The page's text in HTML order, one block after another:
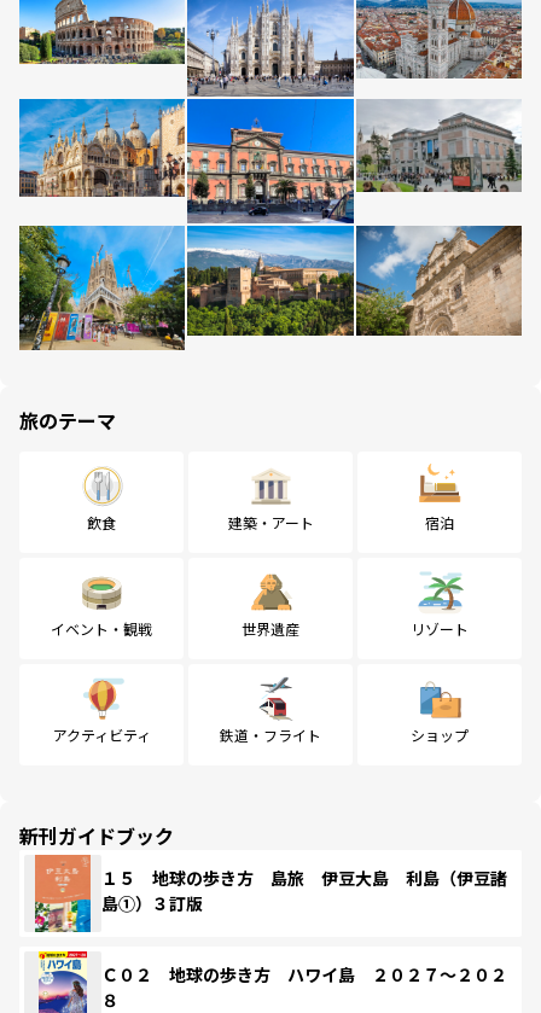
旅のテーマ
飲食 建築・アート 宿泊
イベント・観戦 世界遺産 リゾート
アクティビティ 鉄道・フライト ショップ
新刊ガイドブック
１５ 地球の歩き方 島旅 伊豆大島 利島（伊豆諸
島①）３訂版
Ｃ０２ 地球の歩き方 ハワイ島 ２０２７～２０２
８